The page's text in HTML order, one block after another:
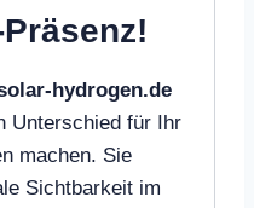
hydrogen.de
Unterschied für Ihr
machen. Sie
Sichtbarkeit im